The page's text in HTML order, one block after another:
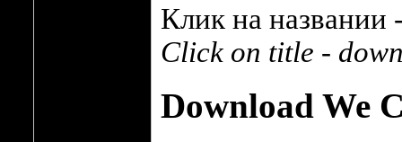
Клик на названии
Click on title -
Download We